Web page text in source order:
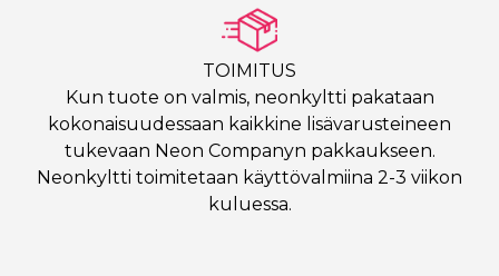
TOIMITUS
Kun tuote on valmis, neonkyltti pakataan
kokonaisuudessaan kaikkine lisävarusteineen
tukevaan Neon Companyn pakkaukseen.
Neonkyltti toimitetaan käyttövalmiina 2-3 viikon
kuluessa.